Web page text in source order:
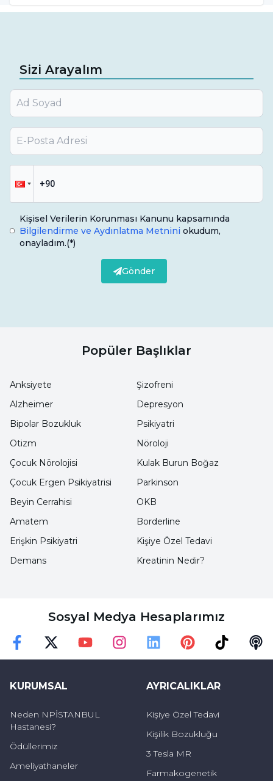
Sizi Arayalım
Kişisel Verilerin Korunması Kanunu kapsamında
Bilgilendirme ve Aydınlatma Metniniokudum,
onayladım.(*)
Gönder
Popüler Başlıklar
Anksiyete
Alzheimer
Bipolar Bozukluk
Otizm
Çocuk Nörolojisi
Şizofreni
Depresyon
Psikiyatri
Nöroloji
Kulak Burun Boğaz
Çocuk Ergen Psikiyatrisi
Beyin Cerrahisi
Amatem
Erişkin Psikiyatri
Demans
Parkinson
OKB
Borderline
Kişiye Özel Tedavi
Kreatinin Nedir?
Sosyal Medya Hesaplarımız
KURUMSAL
Neden NPİSTANBUL
Hastanesi?
Ödüllerimiz
Ameliyathaneler
AYRICALIKLAR
Kişiye Özel Tedavi
Kişilik Bozukluğu
3 Tesla MR
Farmakogenetik